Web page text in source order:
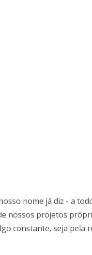
nome já diz - a
nossos projetos
constante, seja pela